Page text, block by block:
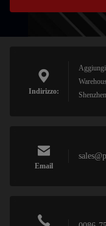
Indirizzo:
Email